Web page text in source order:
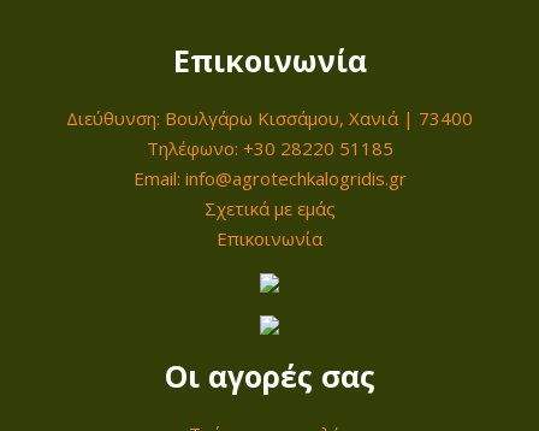
Επικοινωνία
Διεύθυνση: Βουλγάρω Κισσάμου, Χανιά | 73400
Τηλέφωνο: +30 28220 51185
Email: info@agrotechkalogridis.gr
Σχετικά με εμάς
Επικοινωνία
Οι αγορές σας